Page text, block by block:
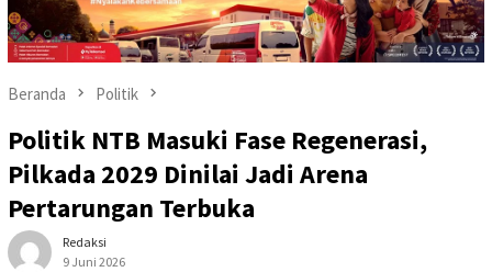
Beranda Politik
Politik NTB Masuki Fase Regenerasi,
Pilkada 2029 Dinilai Jadi Arena
Pertarungan Terbuka
Redaksi
9 Juni 2026